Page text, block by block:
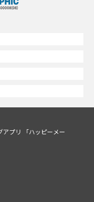
アプリ 「ハッピーメー